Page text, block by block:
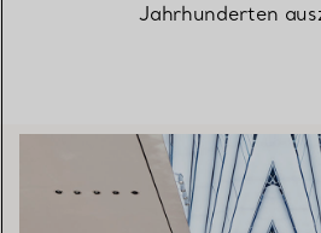
Jahrhunderten